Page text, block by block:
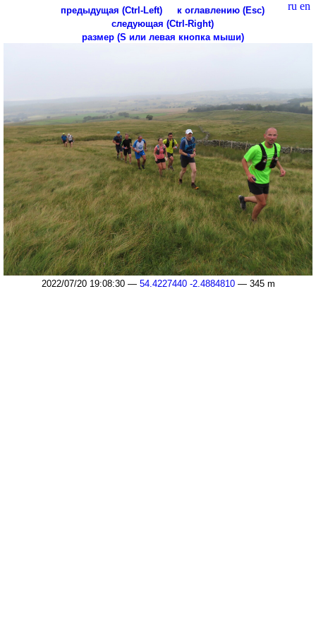
ru en
предыдущая (Ctrl-Left)
к оглавлению (Esc)
следующая (Ctrl-Right)
размер (S или левая кнопка мыши)
2022/07/20 19:08:30 — 54.4227440 -2.4884810— 345 m